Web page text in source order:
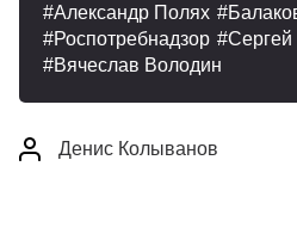
Александр Полях
Роспотребнадзор
Сергей
Вячеслав Володин
Денис Колыванов